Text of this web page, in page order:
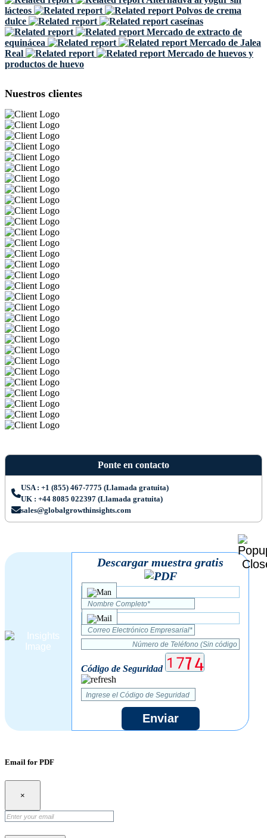
lácteos
Polvos de crema
dulce
caseínas
Mercado de extracto de
equinácea
Mercado de Jalea
Real
Mercado de huevos y
productos de huevo
Nuestros clientes
Ponte en contacto
USA : +1 (855) 467-7775 (Llamada gratuita)
UK : +44 8085 022397 (Llamada gratuita)
sales@globalgrowthinsights.com
Descargar muestra gratis
Código de Seguridad
Enviar
Email for PDF
×